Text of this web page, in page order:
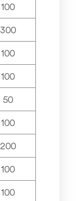
100
300
100
100
50
100
200
100
100